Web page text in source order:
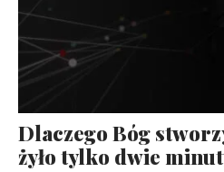
Dlaczego Bóg
żyło tylko dwie